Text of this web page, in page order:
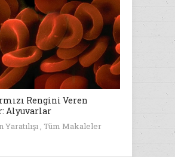
Rengini Veren
Alyuvarlar
Yaratılışı , Tüm Makaleler